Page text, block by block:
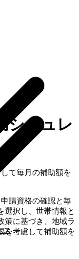
ス
シミュレ
て毎月の補助額を
請資格の確認と毎
選択し、世帯情報と
策に基づき、地域ラ
を考慮して補助額を